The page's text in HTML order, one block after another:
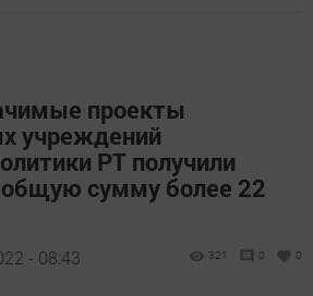
проекты
учреждений
РТ получили
сумму более 22
- 08:43 321 0 0